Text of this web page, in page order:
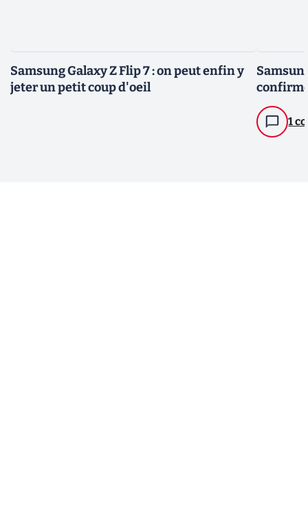
Samsung Galaxy Z Flip 7 : on peut enfin y
jeter un petit coup d'oeil
1